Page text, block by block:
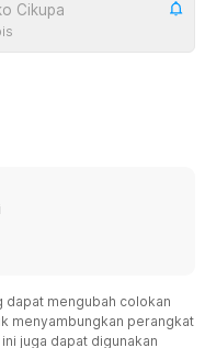
Cikupa
mengubah colokan
menyambungkan perangkat
juga dapat digunakan